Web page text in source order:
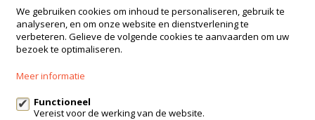
Immo Bosmans
Klokstraat 25 / 21
3600 Genk
info@immo-bosmans.be
We gebruiken cookies om inhoud te personaliseren, gebruik te
analyseren, en om onze website en dienstverlening te
verbeteren. Gelieve de volgende cookies te aanvaarden om uw
bezoek te optimaliseren.
Meer informatie
Functioneel
Vereist voor de werking van de website.